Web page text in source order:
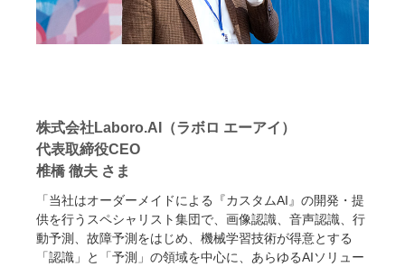
株式会社Laboro.AI（ラボロ エーアイ）
代表取締役CEO
椎橋 徹夫 さま
「当社はオーダーメイドによる『カスタムAI』の開発・提
供を行うスペシャリスト集団で、画像認識、音声認識、行
動予測、故障予測をはじめ、機械学習技術が得意とする
「認識」と「予測」の領域を中心に、あらゆるAIソリュー